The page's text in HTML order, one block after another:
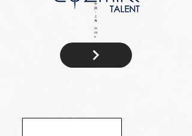
W
hit
e
中
国
：
上
海
籍: